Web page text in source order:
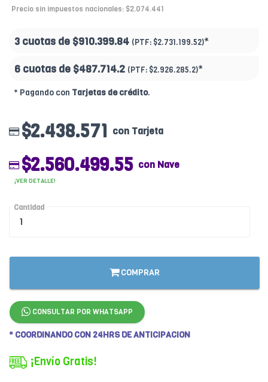
Precio sin impuestos nacionales: $2.074.441
3 cuotas de $910.399.84 (PTF: $2.731.199.52)*
6 cuotas de $487.714.2 (PTF: $2.926.285.2)*
* Pagando con Tarjetas de crédito.
$2.438.571 con Tarjeta
$2.560.499.55 con Nave
¡VER DETALLE!
Cantidad
COMPRAR
CONSULTAR POR WHATSAPP
* COORDINANDO CON 24HRS DE ANTICIPACION
¡Envío Gratis!